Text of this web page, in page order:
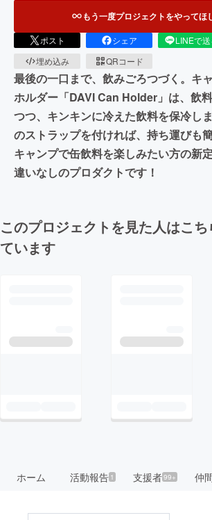
もう一度プロジェクトをやってほ
ポスト シェア LINEで
埋め込み
QRコード
最後の一口まで、飲みごろつづく。キ
ホルダー「DAVI Can Holder」は、飲
つつ、キンキンに冷えた飲料を保冷し
のストラップを付ければ、持ち運びも
キャンプで缶飲料を楽しみたい方の新
違いなしのプロダクトです！
このプロジェクトを見た人はこ
ています
ホーム 活動報告1 支援者99+ 仲